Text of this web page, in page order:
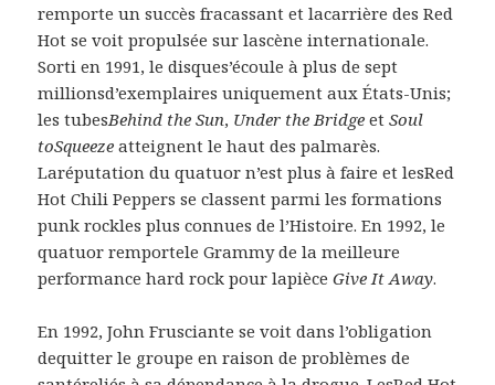
remporte un succès fracassant et lacarrière des Red
Hot se voit propulsée sur lascène internationale.
Sorti en 1991, le disques’écoule à plus de sept
millionsd’exemplaires uniquement aux États-Unis;
les tubesBehind the Sun, Under the Bridge etSoul
toSqueeze atteignent le haut des palmarès.
Laréputation du quatuor n’est plus à faire et lesRed
Hot Chili Peppers se classent parmi les formations
punk rockles plus connues de l’Histoire. En 1992, le
quatuor remportele Grammy de la meilleure
performance hard rock pour lapièceGive It Away.
En 1992, John Frusciante se voit dans l’obligation
dequitter le groupe en raison de problèmes de